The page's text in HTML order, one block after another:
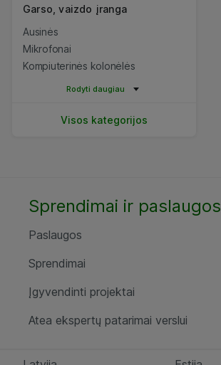
Garso, vaizdo įranga
Ausinės
Mikrofonai
Kompiuterinės kolonėlės
Rodyti daugiau
Visos kategorijos
Sprendimai ir paslaugos
Paslaugos
Sprendimai
Įgyvendinti projektai
Atea ekspertų patarimai verslui